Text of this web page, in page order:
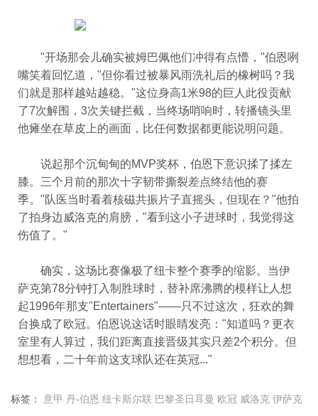
"开场那会儿确实被姆巴佩他们冲得有点懵，"伯恩咧
嘴笑着回忆道，"但你看过被暴风雨洗礼后的橡树吗？我
们就是那样越站越稳。"这位身高1米98的巨人此役贡献
了7次解围，3次关键拦截，当终场哨响时，转播镜头里
他瘫坐在草皮上的画面，比任何数据都更能说明问题。
说起那个沉甸甸的MVP奖杯，伯恩下意识揉了揉左
膝。三个月前的那次十字韧带撕裂差点终结他的赛
季。"队医当时看着核磁共振片子直摇头，但现在？"他拍
了拍身边威洛克的肩膀，"看到这小子进球时，我觉得这
伤值了。"
确实，这场比赛像极了纽卡整个赛季的缩影。当伊
萨克第78分钟打入制胜球时，替补席沸腾的模样让人想
起1996年那支"Entertainers"——只不过这次，狂欢的舞
台换成了欧冠。伯恩说这话时眼睛发亮："知道吗？更衣
室里有人算过，我们距离直接晋级其实只差2个积分。但
想想看，二十年前这支球队还在英冠..."
标签： 意甲 丹-伯恩 纽卡斯尔联 巴黎圣日耳曼 欧冠 威洛克 伊萨克